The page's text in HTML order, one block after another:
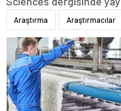
Araştırma Araştırmacılar